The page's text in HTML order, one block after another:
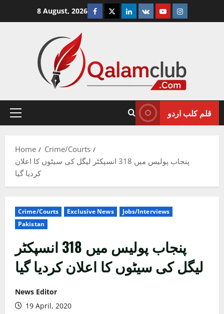
8 August, 2026 Facebook
TwitterLinkedin
VK YoutubeInstagram
Primary
قلم کلب اردو
Home
Crime/Courts
پنجاب پولیس میں 318 انسپکٹر لیگل کی سیٹوں کا اعلان
کردیا گیا
Crime/Courts Exclusive News
Jobs/Interviews
Pakistan
پنجاب پولیس میں 318 انسپکٹر
لیگل کی سیٹوں کا اعلان کردیا گیا
News Editor
19 April, 2020